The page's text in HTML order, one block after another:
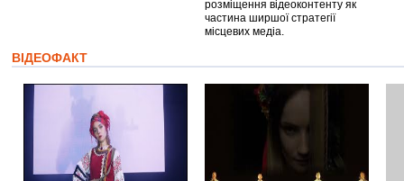
розміщення відеоконтенту як
частина ширшої стратегії
місцевих медіа.
ВІДЕОФАКТ